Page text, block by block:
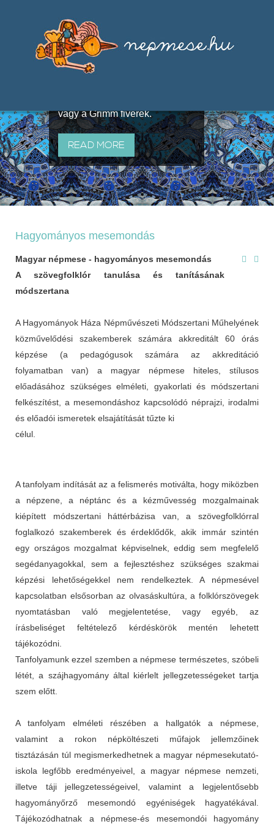
útján terjedő elbeszélésekből,
melyeket olyan ismert gyűjtők
állítottak össze, mint Benedek
vagy a Grimm fivérek.
READ MORE
Hagyományos mesemondás
Magyar népmese - hagyományos mesemondás
A szövegfolklór tanulása és tanításának
módszertana
A Hagyományok Háza Népművészeti Módszertani Műhelyének
közművelődési szakemberek számára akkreditált 60 órás
képzése (a pedagógusok számára az akkreditáció
folyamatban van) a magyar népmese hiteles, stílusos
előadásához szükséges elméleti, gyakorlati és módszertani
felkészítést, a mesemondáshoz kapcsolódó néprajzi, irodalmi
és előadói ismeretek elsajátítását tűzte ki
célul.
A tanfolyam indítását az a felismerés motiválta, hogy miközben
a népzene, a néptánc és a kézművesség mozgalmainak
kiépített módszertani háttérbázisa van, a szövegfolklórral
foglalkozó szakemberek és érdeklődők, akik immár szintén
egy országos mozgalmat képviselnek, eddig sem megfelelő
segédanyagokkal, sem a fejlesztéshez szükséges szakmai
képzési lehetőségekkel nem rendelkeztek. A népmesével
kapcsolatban elsősorban az olvasáskultúra, a folklórszövegek
nyomtatásban való megjelentetése, vagy egyéb, az
írásbeliséget feltételező kérdéskörök mentén lehetett
tájékozódni.
Tanfolyamunk ezzel szemben a népmese természetes, szóbeli
létét, a szájhagyomány által kiérlelt jellegzetességeket tartja
szem előtt.
A tanfolyam elméleti részében a hallgatók a népmese,
valamint a rokon népköltészeti műfajok jellemzőinek
tisztázásán túl megismerkedhetnek a magyar népmesekutató-
iskola legfőbb eredményeivel, a magyar népmese nemzeti,
illetve táji jellegzetességeivel, valamint a legjelentősebb
hagyományőrző mesemondó egyéniségek hagyatékával.
Tájékozódhatnak a népmese-és mesemondói hagyomány